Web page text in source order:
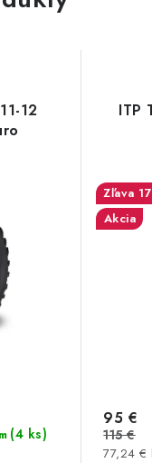
12
(4 ks)
ITP
Akcia
77,24 €
95 €
115 €